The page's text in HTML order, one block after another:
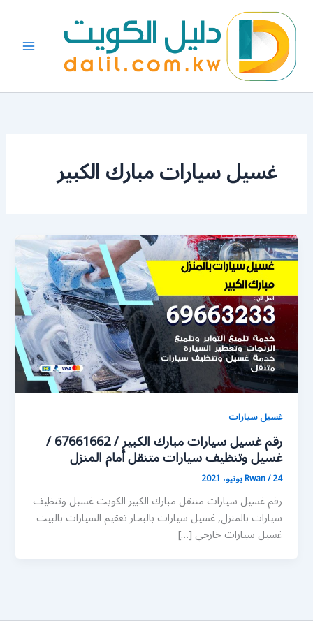
المحتوى
غسيل سيارات مبارك الكبير
غسيل سيارات
رقم غسيل سيارات مبارك الكبير / 67661662 /
غسيل وتنظيف سيارات متنقل أمام المنزل
Rwan/24 يونيو، 2021
رقم غسيل سيارات متنقل مبارك الكبير الكويت غسيل وتنظيف
سيارات بالمنزل, غسيل سيارات بالبخار تعقيم السيارات بالبيت
غسيل سيارات خارجي […]